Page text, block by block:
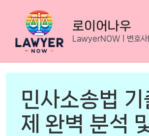
content
로이어나우
LawyerNOWㅣ변호
민사소송법 기
제 완벽 분석